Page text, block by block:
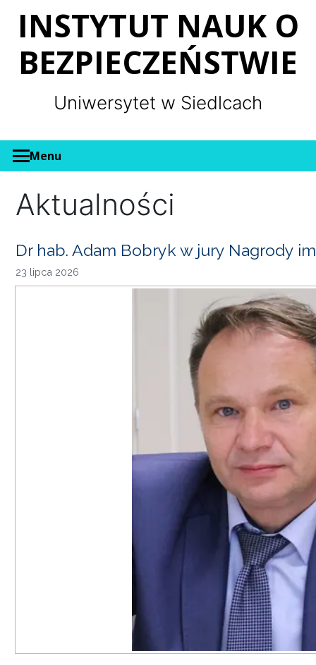
INSTYTUT NAUK O
BEZPIECZEŃSTWIE
Uniwersytet w Siedlcach
Menu
Aktualności
Dr hab. Adam Bobryk w jury Nagrody
23 lipca 2026